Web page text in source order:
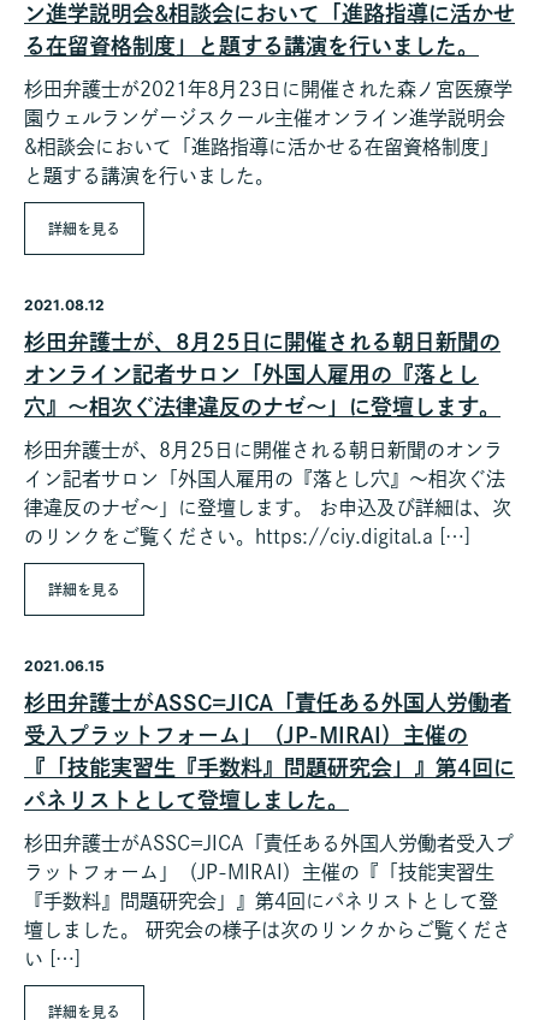
ン進学説明会&相談会において「進路指導に活かせ
る在留資格制度」と題する講演を行いました。
杉田弁護士が2021年8月23日に開催された森ノ宮医療学
園ウェルランゲージスクール主催オンライン進学説明会
&相談会において「進路指導に活かせる在留資格制度」
と題する講演を行いました。
詳細を見る
2021.08.12
杉田弁護士が、8月25日に開催される朝日新聞の
オンライン記者サロン「外国人雇用の『落とし
穴』～相次ぐ法律違反のナゼ～」に登壇します。
杉田弁護士が、8月25日に開催される朝日新聞のオンラ
イン記者サロン「外国人雇用の『落とし穴』～相次ぐ法
律違反のナゼ～」に登壇します。 お申込及び詳細は、次
のリンクをご覧ください。https://ciy.digital.a […]
詳細を見る
2021.06.15
杉田弁護士がASSC=JICA「責任ある外国人労働者
受入プラットフォーム」（JP-MIRAI）主催の
『「技能実習生『手数料』問題研究会」』第4回に
パネリストとして登壇しました。
杉田弁護士がASSC=JICA「責任ある外国人労働者受入プ
ラットフォーム」（JP-MIRAI）主催の『「技能実習生
『手数料』問題研究会」』第4回にパネリストとして登
壇しました。 研究会の様子は次のリンクからご覧くださ
い […]
詳細を見る